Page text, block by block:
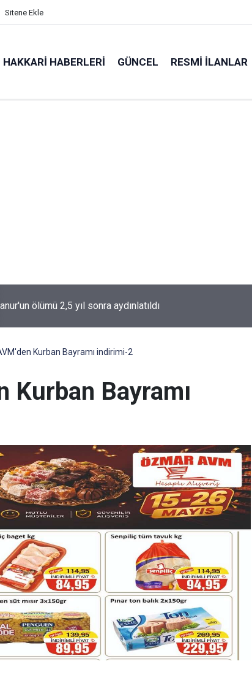
Sitene Ekle
HAKKARI HABERLERI GÜNCEL RESMI İLANLAR
Kaymaklı ve Akbulut Köylerini ziyaret etti
Kurban Bayramı indirimi-2
Kurban Bayramı